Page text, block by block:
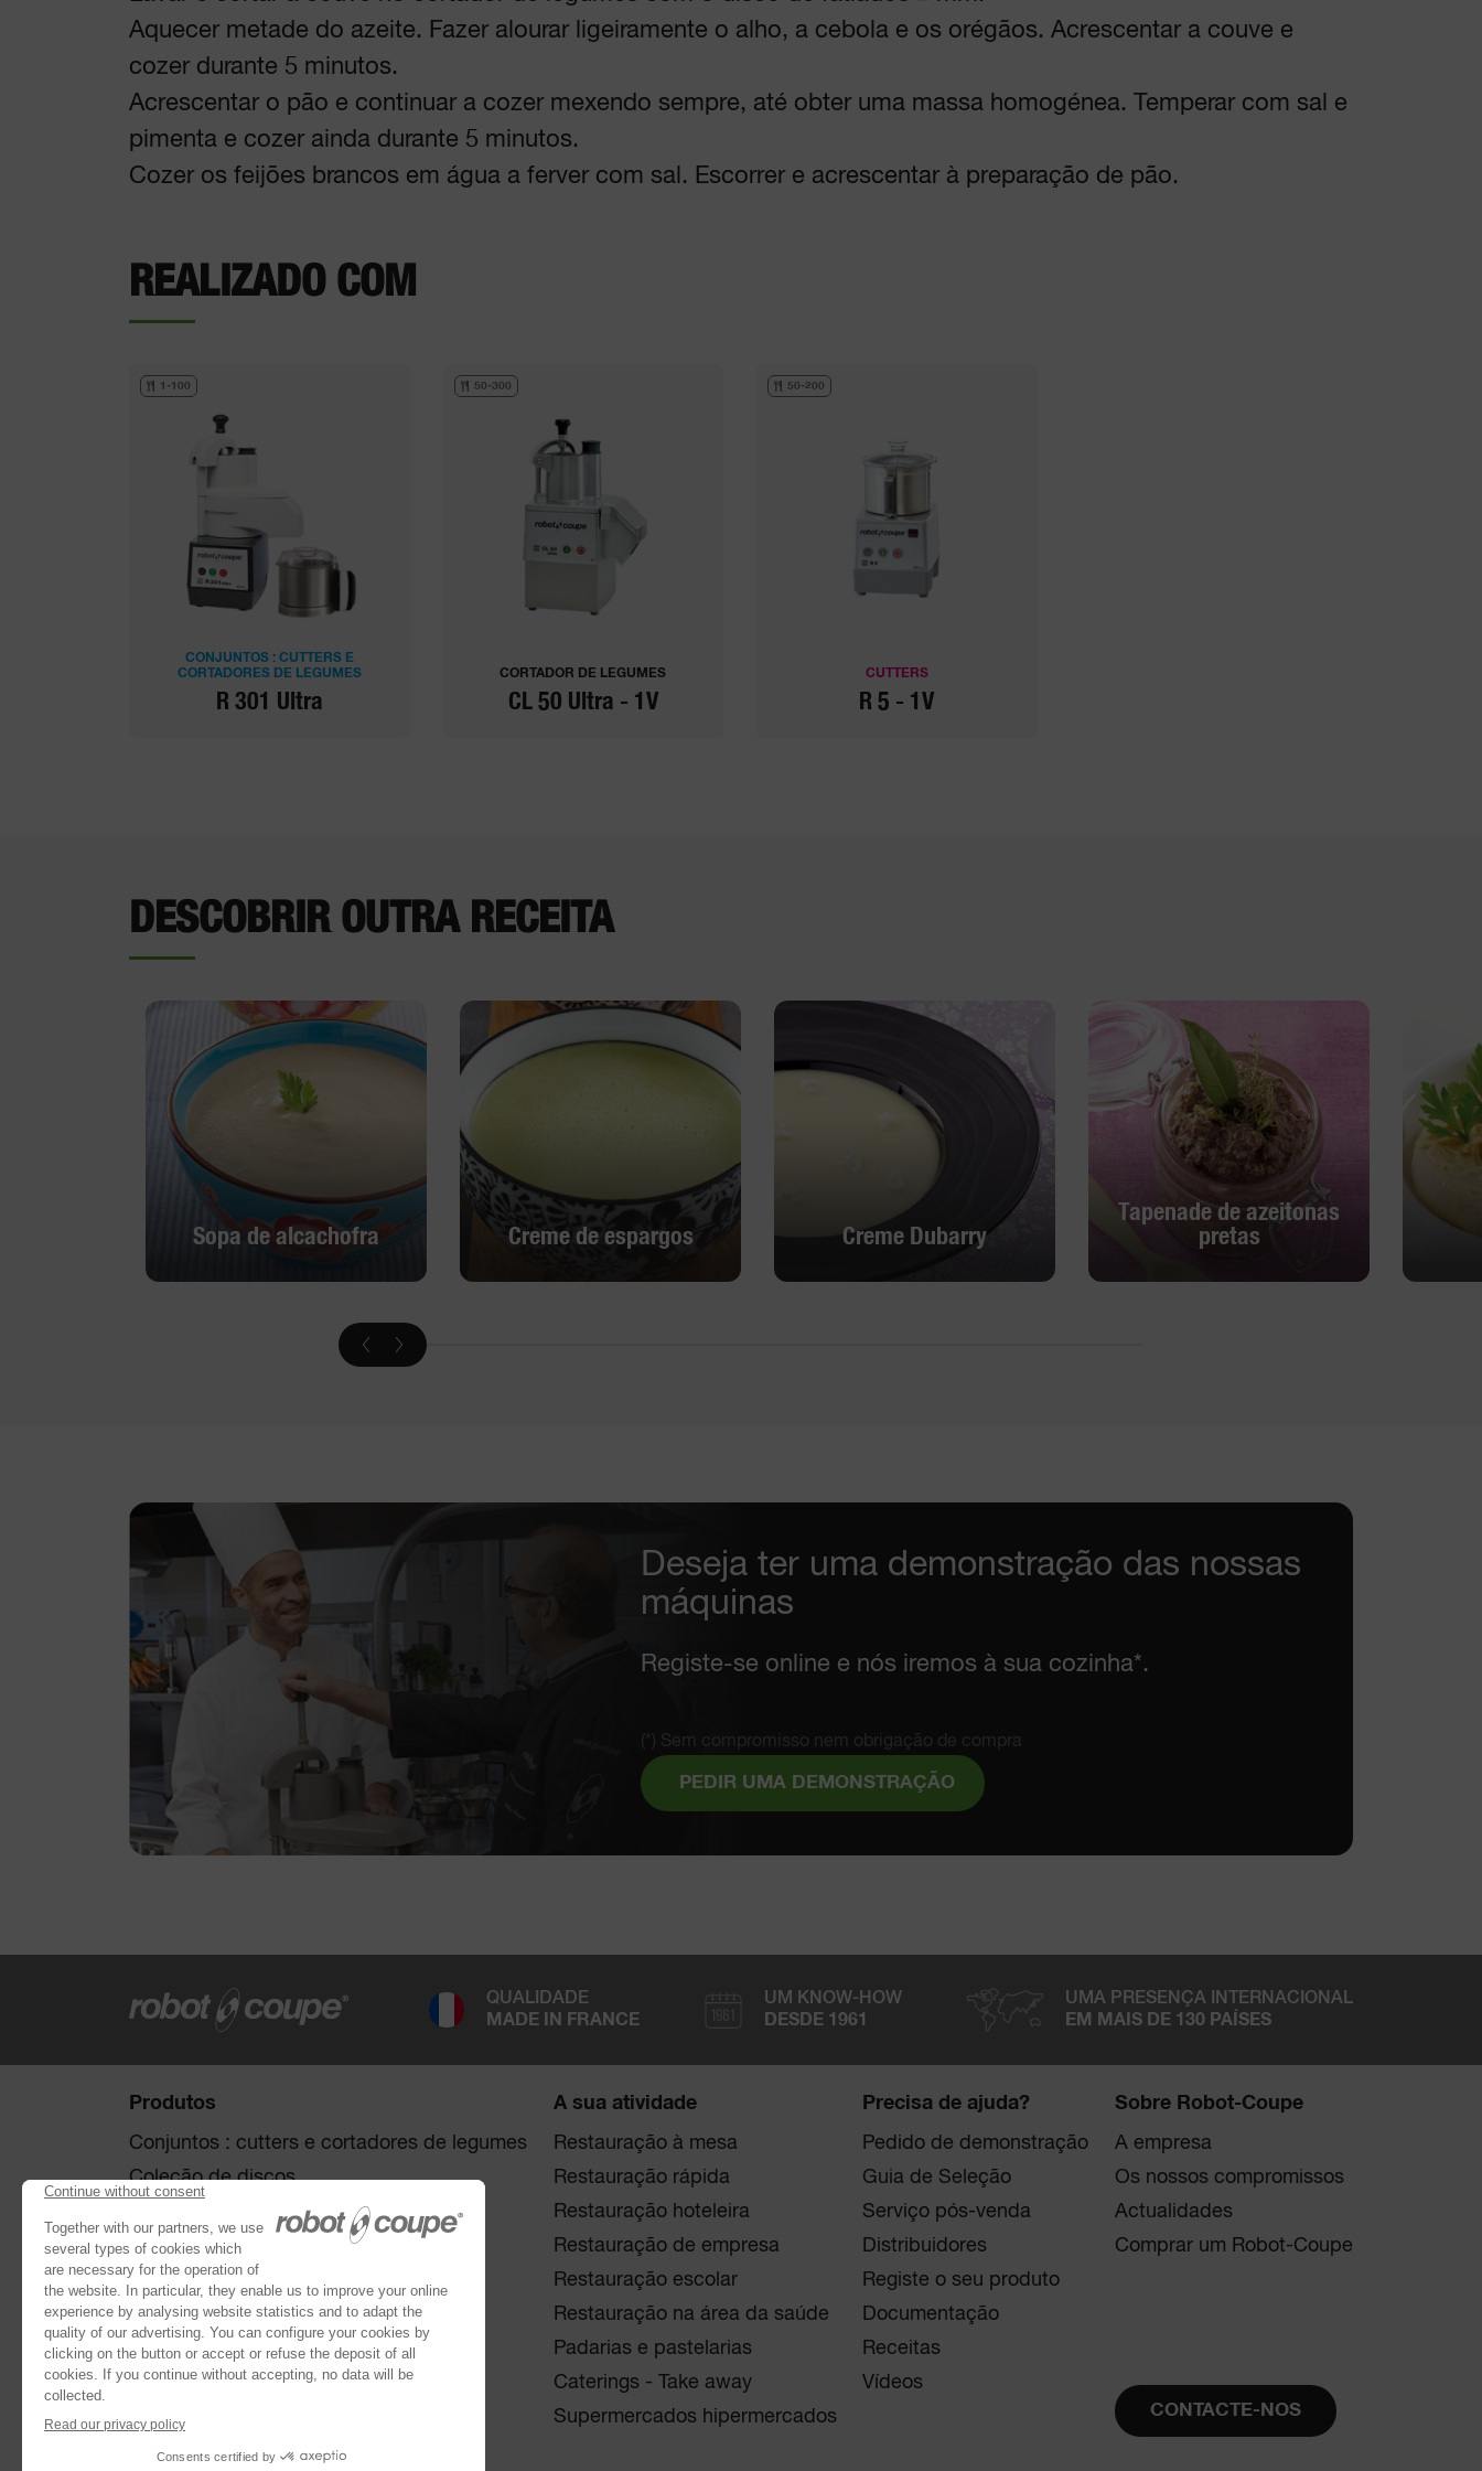
Aquecer metade do azeite. Fazer alourar ligeiramente o alho, a cebola e os orégãos. Acrescentar a couve e
cozer durante 5 minutos.
Acrescentar o pão e continuar a cozer mexendo sempre, até obter uma massa homogénea. Temperar com sal e
pimenta e cozer ainda durante 5 minutos.
Cozer os feijões brancos em água a ferver com sal. Escorrer e acrescentar à preparação de pão.
REALIZADO COM
1-100
CONJUNTOS : CUTTERS E
CORTADORES DE LEGUMES
R 301 Ultra
50-300
CORTADOR DE LEGUMES
CL 50 Ultra - 1V
50-200
CUTTERS
R 5 - 1V
DESCOBRIR OUTRA RECEITA
Sopa de alcachofra
Sopa de alcachofra
Creme de espargos Creme Dubarry
Tapenade de azeitonas
pretas
Deseja ter uma demonstração das nossas
máquinas
Registe-se online e nós iremos à sua cozinha*.
(*) Sem compromisso nem obrigação de compra
PEDIR UMA DEMONSTRAÇÃO
QUALIDADE
MADE IN FRANCE
UM KNOW-HOW
DESDE 1961
UMA PRESENÇA INTERNACIONAL
EM MAIS DE 130 PAÍSES
Produtos
Conjuntos : cutters e cortadores de legumes
Coleção de discos
Cortador de legumes
Cutters
Robot Cook
Blixer ®
Kitchen Blenders
Trituradores
Extratores de sumos
Peneiras automáticas
A sua atividade
Restauração à mesa
Restauração rápida
Restauração hoteleira
Restauração de empresa
Restauração escolar
Restauração na área da saúde
Padarias e pastelarias
Caterings - Take away
Supermercados hipermercados
Precisa de ajuda?
Pedido de demonstração
Guia de Seleção
Serviço pós-venda
Distribuidores
Registe o seu produto
Documentação
Receitas
Vídeos
Sobre Robot-Coupe
A empresa
Os nossos compromissos
Actualidades
Comprar um Robot-Coupe
CONTACTE-NOS